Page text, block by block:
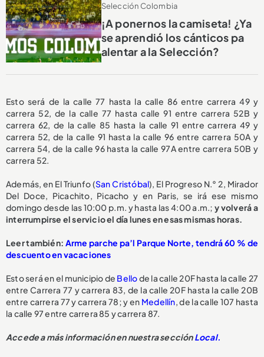
Selección Colombia
¡A ponernos la camiseta! ¿Ya
se aprendió los cánticos pa
alentar a la Selección?
Esto será de la calle 77 hasta la calle 86 entre carrera 49 y
carrera 52, de la calle 77 hasta calle 91 entre carrera 52B y
carrera 62, de la calle 85 hasta la calle 91 entre carrera 49 y
carrera 52, de la calle 91 hasta la calle 96 entre carrera 50A y
carrera 54, de la calle 96 hasta la calle 97A entre carrera 50B y
carrera 52.
Además, en El Triunfo (San Cristóbal), El Progreso N.° 2, Mirador
Del Doce, Picachito, Picacho y en Paris, se irá ese mismo
domingo desde las 10:00 p.m. y hasta las 4:00 a.m.;y volverá a
interrumpirse el servicio el día lunes en esas mismas horas.
Leer también: Arme parche pa’l Parque Norte, tendrá 60 % de
descuento en vacaciones
Esto será en el municipio de Bellode la calle 20F hasta la calle 27
entre Carrera 77 y carrera 83, de la calle 20F hasta la calle 20B
entre carrera 77 y carrera 78; y en Medellín, de la calle 107 hasta
la calle 97 entre carrera 85 y carrera 87.
Accede a más información en nuestra secciónLocal.